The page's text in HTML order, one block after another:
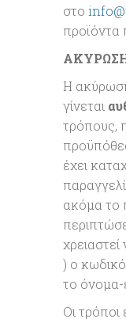
στο
προϊόντα
Η
γίνεται
τρόπους,
έχει
ακόμα το
) ο
το όνομα-
Οι τρόποι